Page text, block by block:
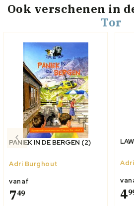
Ook verschenen in
Tor
PANIEK IN DE BERGEN (2)
Adri Burghout
vanaf
749 4